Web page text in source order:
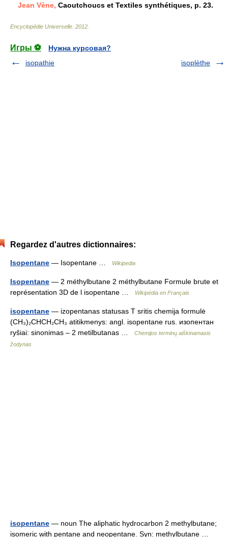
Jean Vène, Caoutchoucs et Textiles synthétiques, p. 23.
Encyclopédie Universelle 2012
Игры ⚽
Нужна курсовая?
isopathie
isoplèthe
Regardez d'autres dictionnaires:
Isopentane — Isopentane … Wikipedia
Isopentane — 2 méthylbutane 2 méthylbutane Formule brute et
représentation 3D de l isopentane …
Wikipédia en Français
isopentane — izopentanas statusas T sritis chemija formulė
(CH₃)₂CHCH₂CH₃ atitikmenys: angl. isopentane rus. изопентан
ryšiai: sinonimas – 2 metilbutanas …
Chemijos terminų aiškinamasis
žodynas
isopentane — noun The aliphatic hydrocarbon 2 methylbutane;
isomeric with pentane and neopentane. Syn: methylbutane …